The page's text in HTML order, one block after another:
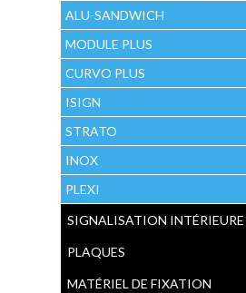
ALU-SANDWICH
MODULE PLUS
CURVO PLUS
ISIGN
STRATO
INOX
PLEXI
SIGNALISATION INTÉRIEURE
PLAQUES
MATÉRIEL DE FIXATION